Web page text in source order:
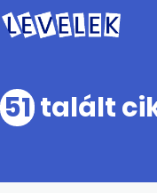
51 talált